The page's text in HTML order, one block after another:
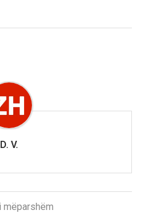
D. V.
mëparshëm